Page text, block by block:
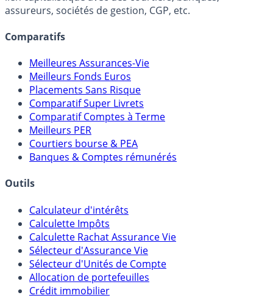
assureurs, sociétés de gestion, CGP, etc.
Comparatifs
Meilleures Assurances-Vie
Meilleurs Fonds Euros
Placements Sans Risque
Comparatif Super Livrets
Comparatif Comptes à Terme
Meilleurs PER
Courtiers bourse & PEA
Banques & Comptes rémunérés
Outils
Calculateur d'intérêts
Calculette Impôts
Calculette Rachat Assurance Vie
Sélecteur d'Assurance Vie
Sélecteur d'Unités de Compte
Allocation de portefeuilles
Crédit immobilier